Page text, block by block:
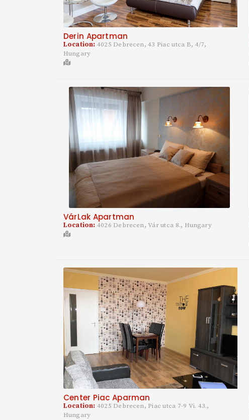
Derin Apartman
Location:4025 Debrecen, 43 Piac utca B, 4/7,
Hungary
VárLak Apartman
Location:4026 Debrecen, Vár utca 8., Hungary
Center Piac Aparman
Location:4025 Debrecen, Piac utca 7-9 Vi. 43.,
Hungary